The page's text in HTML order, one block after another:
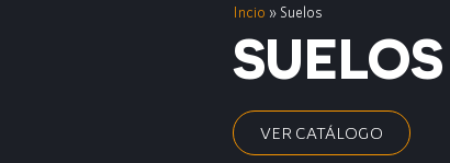
Incio » Suelos
SUELOS
VER CATÁLOGO